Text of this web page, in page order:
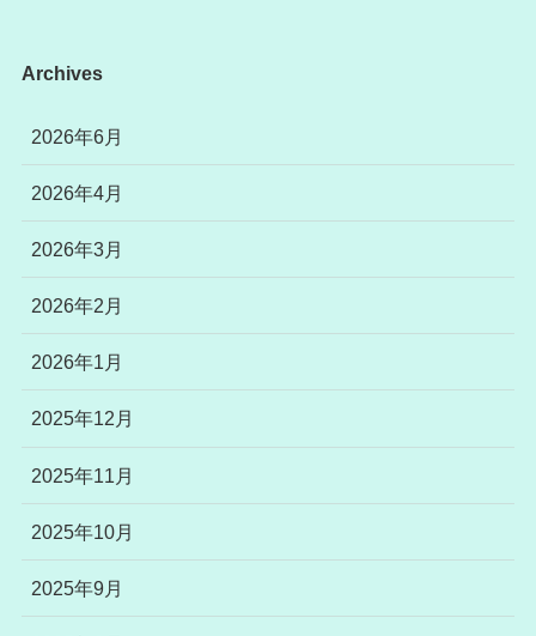
Archives
2026年6月
2026年4月
2026年3月
2026年2月
2026年1月
2025年12月
2025年11月
2025年10月
2025年9月